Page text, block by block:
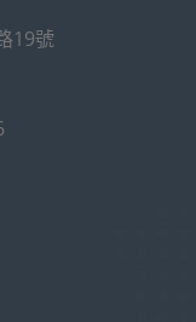
19號